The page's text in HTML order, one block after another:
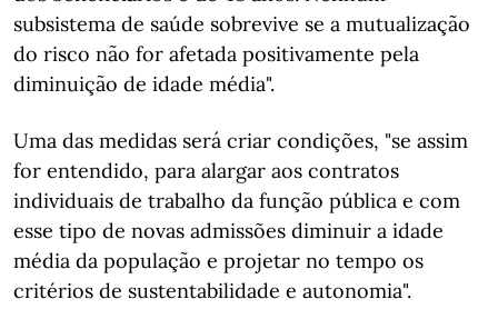
subsistema de saúde sobrevive se a mutualização
do risco não for afetada positivamente pela
diminuição de idade média".
Uma das medidas será criar condições, "se assim
for entendido, para alargar aos contratos
individuais de trabalho da função pública e com
esse tipo de novas admissões diminuir a idade
média da população e projetar no tempo os
critérios de sustentabilidade e autonomia".